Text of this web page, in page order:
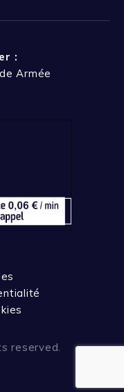
:
Armée
reserved.